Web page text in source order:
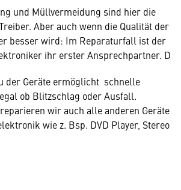
und Müllvermeidung sind hier die
Aber auch wenn die Qualität der
besser wird: Im Reparaturfall ist der
ihr erster Ansprechpartner. D
der Geräte ermöglicht schnelle
ob Blitzschlag oder Ausfall.
wir auch alle anderen Geräte
wie z. Bsp. DVD Player, Stereo